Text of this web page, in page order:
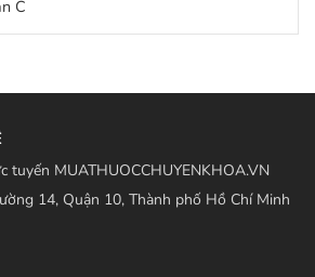
C
tuyến MUATHUOCCHUYENKHOA.VN
14, Quận 10, Thành phố Hồ Chí Minh